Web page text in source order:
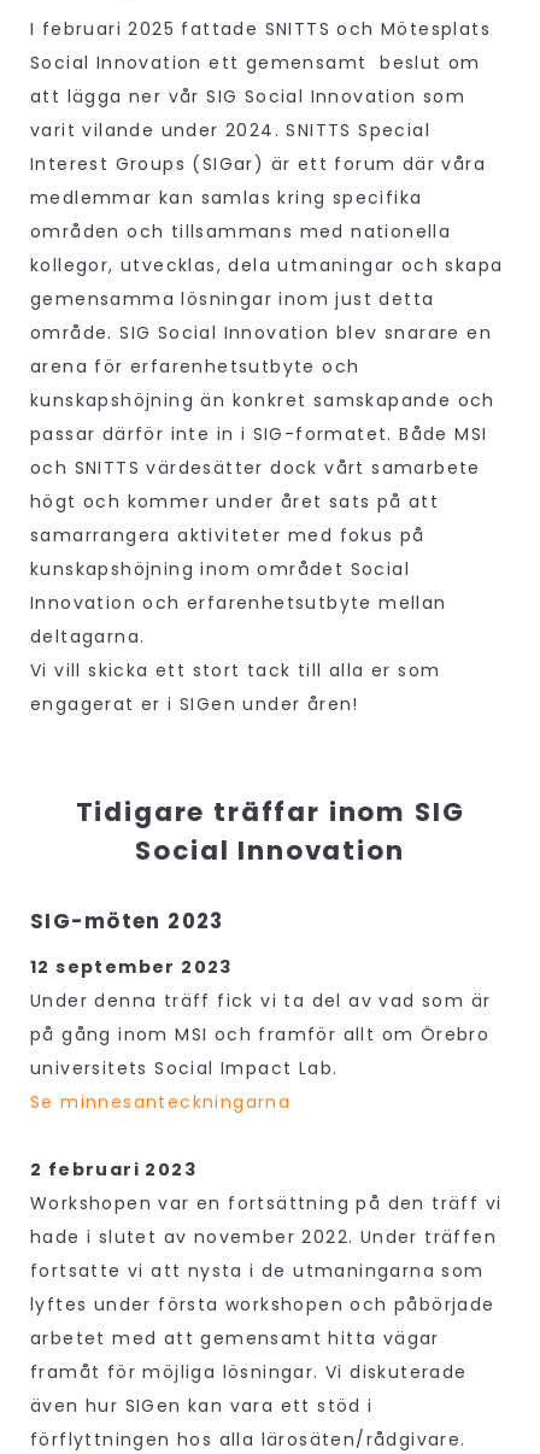
I februari 2025 fattade SNITTS och Mötesplats
Social Innovation ett gemensamt beslut om
att lägga ner vår SIG Social Innovation som
varit vilande under 2024. SNITTS Special
Interest Groups (SIGar) är ett forum där våra
medlemmar kan samlas kring specifika
områden och tillsammans med nationella
kollegor, utvecklas, dela utmaningar och skapa
gemensamma lösningar inom just detta
område. SIG Social Innovation blev snarare en
arena för erfarenhetsutbyte och
kunskapshöjning än konkret samskapande och
passar därför inte in i SIG-formatet. Både MSI
och SNITTS värdesätter dock vårt samarbete
högt och kommer under året sats på att
samarrangera aktiviteter med fokus på
kunskapshöjning inom området Social
Innovation och erfarenhetsutbyte mellan
deltagarna.
Vi vill skicka ett stort tack till alla er som
engagerat er i SIGen under åren!
Tidigare träffar inom SIG
Social Innovation
SIG-möten 2023
12 september 2023
Under denna träff fick vi ta del av vad som är
på gång inom MSI och framför allt om Örebro
universitets Social Impact Lab.
Se minnesanteckningarna
2 februari 2023
Workshopen var en fortsättning på den träff vi
hade i slutet av november 2022. Under träffen
fortsatte vi att nysta i de utmaningarna som
lyftes under första workshopen och påbörjade
arbetet med att gemensamt hitta vägar
framåt för möjliga lösningar. Vi diskuterade
även hur SIGen kan vara ett stöd i
förflyttningen hos alla lärosäten/rådgivare.